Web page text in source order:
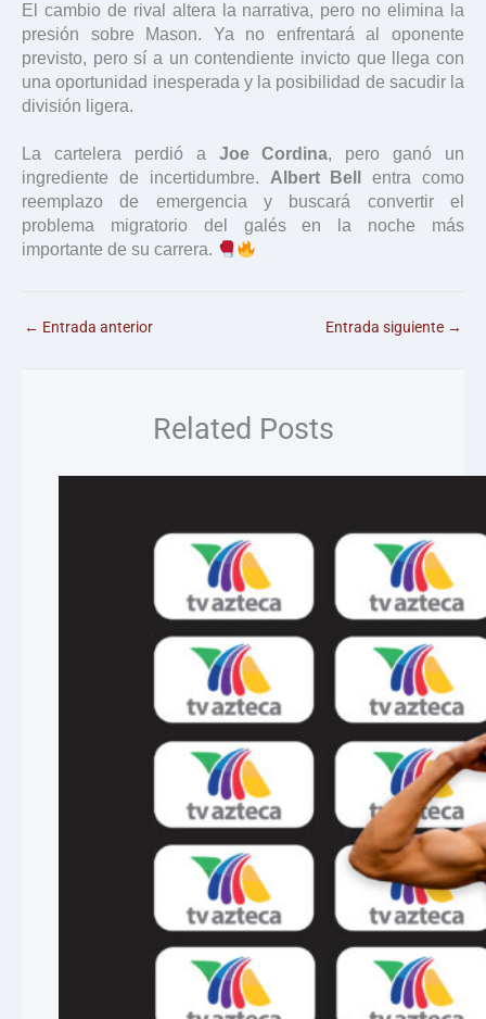
El cambio de rival altera la narrativa, pero no elimina la
presión sobre Mason. Ya no enfrentará al oponente
previsto, pero sí a un contendiente invicto que llega con
una oportunidad inesperada y la posibilidad de sacudir la
división ligera.
La cartelera perdió a Joe Cordina, pero ganó un
ingrediente de incertidumbre. Albert Bell
entra como
reemplazo de emergencia y buscará convertir el
problema migratorio del galés en la noche más
importante de su carrera.
← Entrada anterior Entrada siguiente →
Related Posts